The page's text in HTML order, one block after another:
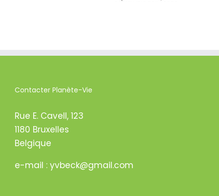
Contacter Planète-Vie
Rue E. Cavell, 123
1180 Bruxelles
Belgique
e-mail : yvbeck@gmail.com